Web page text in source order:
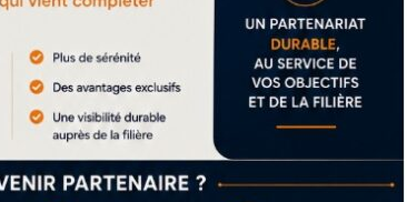
septembre 2014